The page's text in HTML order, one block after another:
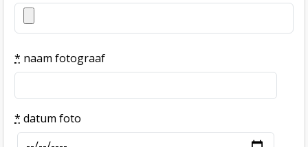
* naam fotograaf
* datum foto